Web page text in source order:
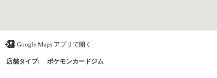
Google Maps アプリで開く
店舗タイプ: ポケモンカードジム